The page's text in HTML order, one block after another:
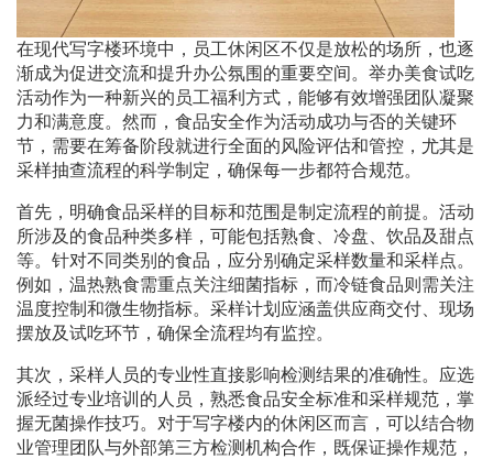
在现代写字楼环境中，员工休闲区不仅是放松的场所，也逐
渐成为促进交流和提升办公氛围的重要空间。举办美食试吃
活动作为一种新兴的员工福利方式，能够有效增强团队凝聚
力和满意度。然而，食品安全作为活动成功与否的关键环
节，需要在筹备阶段就进行全面的风险评估和管控，尤其是
采样抽查流程的科学制定，确保每一步都符合规范。
首先，明确食品采样的目标和范围是制定流程的前提。活动
所涉及的食品种类多样，可能包括熟食、冷盘、饮品及甜点
等。针对不同类别的食品，应分别确定采样数量和采样点。
例如，温热熟食需重点关注细菌指标，而冷链食品则需关注
温度控制和微生物指标。采样计划应涵盖供应商交付、现场
摆放及试吃环节，确保全流程均有监控。
其次，采样人员的专业性直接影响检测结果的准确性。应选
派经过专业培训的人员，熟悉食品安全标准和采样规范，掌
握无菌操作技巧。对于写字楼内的休闲区而言，可以结合物
业管理团队与外部第三方检测机构合作，既保证操作规范，